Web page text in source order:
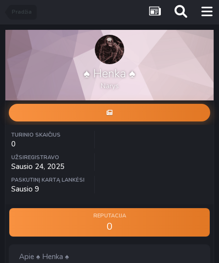
Pradžia
♠ Henka ♠
Narys
TURINIO SKAIČIUS
0
UŽSIREGISTRAVO
Sausio 24, 2025
PASKUTINĮ KARTĄ LANKĖSI
Sausio 9
REPUTACIJA
0
Apie ♠ Henka ♠